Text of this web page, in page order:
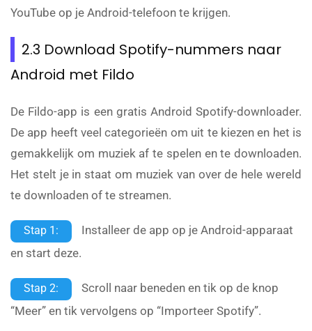
YouTube op je Android-telefoon te krijgen.
2.3 Download Spotify-nummers naar
Android met Fildo
De Fildo-app is een gratis Android Spotify-downloader.
De app heeft veel categorieën om uit te kiezen en het is
gemakkelijk om muziek af te spelen en te downloaden.
Het stelt je in staat om muziek van over de hele wereld
te downloaden of te streamen.
Stap 1:
Installeer de app op je Android-apparaat
en start deze.
Stap 2:
Scroll naar beneden en tik op de knop
“Meer” en tik vervolgens op “Importeer Spotify”.